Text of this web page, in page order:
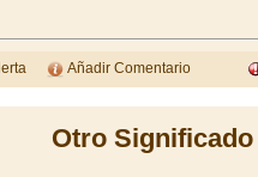
Añadir Comentario
Otro